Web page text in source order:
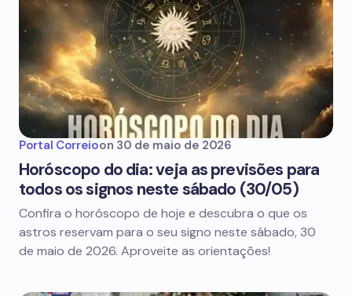
Portal Correioon 30 de maio de 2026
Horóscopo do dia: veja as previsões para
todos os signos neste sábado (30/05)
Confira o horóscopo de hoje e descubra o que os
astros reservam para o seu signo neste sábado, 30
de maio de 2026. Aproveite as orientações!